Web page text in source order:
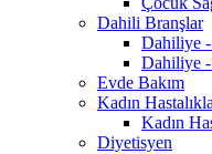
Dahili Branşlar
Dahiliye
Dahiliye
Evde Bakım
Kadın
Kadın
Diyetisyen